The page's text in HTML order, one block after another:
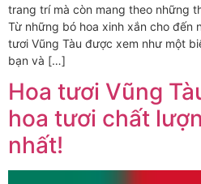
trang trí mà còn mang theo những
Từ những bó hoa xinh xắn cho đến
tươi Vũng Tàu được xem như một
bạn và […]
Hoa tươi Vũng
hoa tươi chất
nhất!